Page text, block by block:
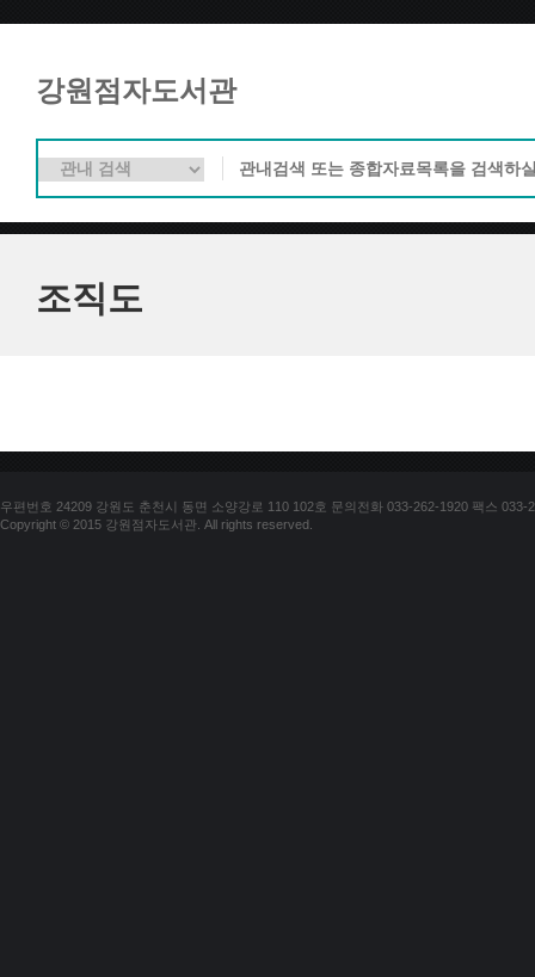
강원점자도서관
조직도
우편번호 24209 강원도 춘천시 동면 소양강로 110 102호 문의전화 033-262-1920 팩스 033-
Copyright © 2015 강원점자도서관. All rights reserved.